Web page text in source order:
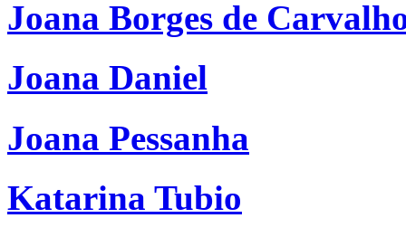
Joana Borges de
Joana Daniel
Joana Pessanha
Katarina Tubio